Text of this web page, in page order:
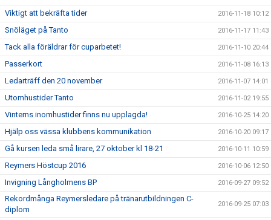
Viktigt att bekräfta tider 2016-11-18 10:12
Snöläget på Tanto 2016-11-17 11:43
Tack alla föräldrar för cuparbetet! 2016-11-10 20:44
Passerkort 2016-11-08 16:13
Ledarträff den 20 november 2016-11-07 14:01
Utomhustider Tanto 2016-11-02 19:55
Vinterns inomhustider finns nu upplagda! 2016-10-25 14:20
Hjälp oss vässa klubbens kommunikation 2016-10-20 09:17
Gå kursen leda små lirare, 27 oktober kl 18-21 2016-10-11 10:59
Reymers Höstcup 2016 2016-10-06 12:50
Invigning Långholmens BP 2016-09-27 09:52
Rekordmånga Reymersledare på tränarutbildningen C-
diplom
2016-09-25 07:03